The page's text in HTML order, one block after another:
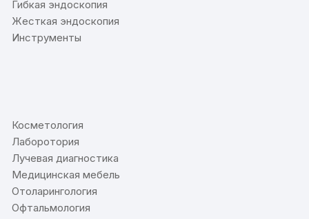
Гибкая эндоскопия
Жесткая эндоскопия
Инструменты
Косметология
Лаборотория
Лучевая диагностика
Медицинская мебель
Отоларингология
Офтальмология